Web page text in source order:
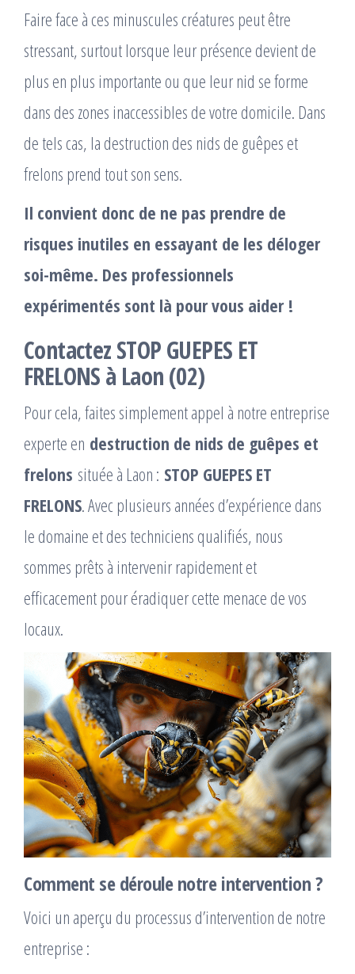
Faire face à ces minuscules créatures peut être
stressant, surtout lorsque leur présence devient de
plus en plus importante ou que leur nid se forme
dans des zones inaccessibles de votre domicile. Dans
de tels cas, la destruction des nids de guêpes et
frelons prend tout son sens.
Il convient donc de ne pas prendre de
risques inutiles en essayant de les déloger
soi-même. Des professionnels
expérimentés sont là pour vous aider !
Contactez STOP GUEPES ET
FRELONS à Laon (02)
Pour cela, faites simplement appel à notre entreprise
experte en destruction de nids de guêpes et
frelons située à Laon : STOP GUEPES ET
FRELONS. Avec plusieurs années d’expérience dans
le domaine et des techniciens qualifiés, nous
sommes prêts à intervenir rapidement et
efficacement pour éradiquer cette menace de vos
locaux.
Comment se déroule notre intervention ?
Voici un aperçu du processus d’intervention de notre
entreprise :